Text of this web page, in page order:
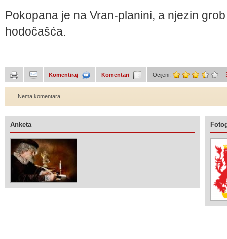
Pokopana je na Vran-planini, a njezin
hodočašća.
Komentiraj Komentari Ocijeni:
Nema komentara
Anketa